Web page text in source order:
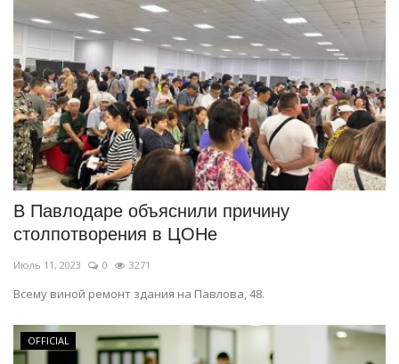
В Павлодаре объяснили причину
столпотворения в ЦОНе
Июль 11, 2023 0 3271
Всему виной ремонт здания на Павлова, 48.
OFFICIAL